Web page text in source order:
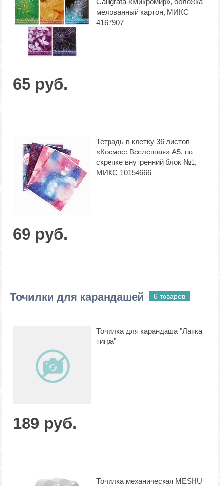
мелованный картон, МИКС
4167907
65 руб.
Тетрадь в клетку 36 листов
«Космос: Вселенная» А5, на
скрепке внутренний блок №1,
МИКС 10154666
69 руб.
Точилки для карандашей 6 товаров
Точилка для карандаша "Лапка
тигра"
189 руб.
Точилка механическая MESHU